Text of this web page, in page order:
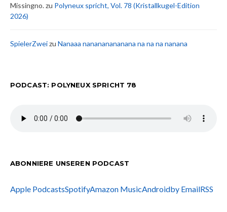
Missingno.zu Polyneux spricht, Vol. 78 (Kristallkugel-Edition
2026)
SpielerZweizu Nanaaa nanananananana na na na nanana
PODCAST: POLYNEUX SPRICHT 78
ABONNIERE UNSEREN PODCAST
Apple PodcastsSpotifyAmazon MusicAndroidby EmailRSS